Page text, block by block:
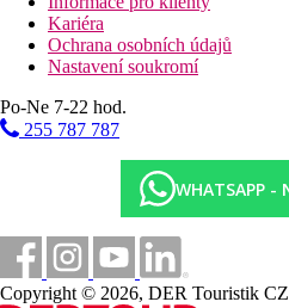
Kariéra
Ochrana osobních údajů
Nastavení soukromí
Po-Ne 7-22 hod.
255 787 787
WHATSAPP -
Copyright © 2026, DER Touristik CZ